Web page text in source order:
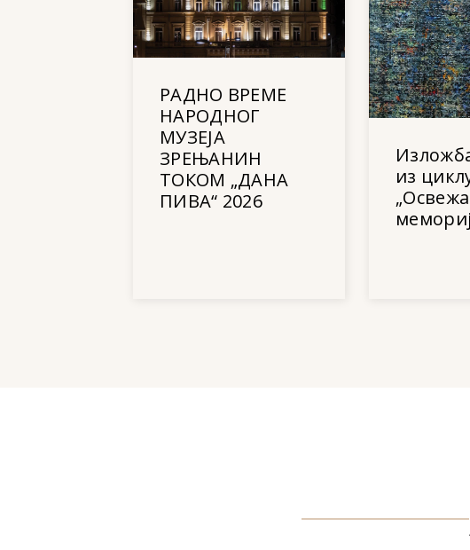
РАДНО ВРЕМЕ
НАРОДНОГ
МУЗЕЈА
ЗРЕЊАНИН
ТОКОМ „ДАНА
ПИВА“ 2026
из